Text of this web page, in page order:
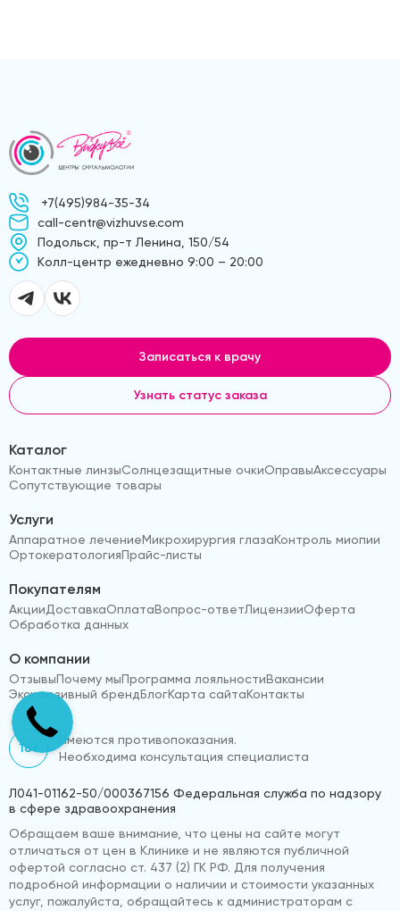
+7(495)984-35-34
call-centr@vizhuvse.com
Подольск, пр-т Ленина, 150/54
Kолл-центр ежедневно 9:00 – 20:00
Записаться к врачу
Узнать статус заказа
Каталог
Контактные линзыСолнцезащитные очкиОправыАксессуары
Сопутствующие товары
Услуги
Аппаратное лечениеМикрохирургия глазаКонтроль миопии
ОртокератологияПрайс-листы
Покупателям
АкцииДоставкаОплатаВопрос-ответЛицензииОферта
Обработка данных
О компании
ОтзывыПочему мыПрограмма лояльностиВакансии
Эксклюзивный брендБлогКарта сайтаКонтакты
18+
Имеются противопоказания.
Необходима консультация специалиста
Л041-01162-50/000367156 Федеральная служба по надзору
в сфере здравоохранения
Обращаем ваше внимание, что цены на сайте могут
отличаться от цен в Клинике и не являются публичной
офертой согласно ст. 437 (2) ГК РФ. Для получения
подробной информации о наличии и стоимости указанных
услуг, пожалуйста, обращайтесь к администраторам с